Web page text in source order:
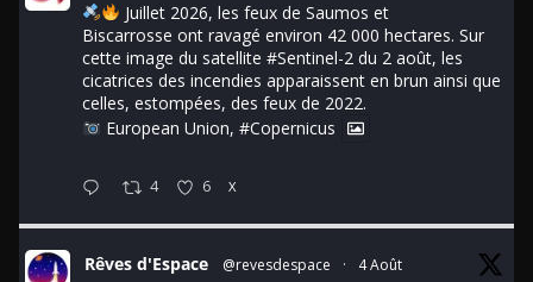
Juillet 2026, les feux de Saumos et
Biscarrosse ont ravagé environ 42 000 hectares. Sur
cette image du satellite #Sentinel-2 du 2 août, les
cicatrices des incendies apparaissent en brun ainsi que
celles, estompées, des feux de 2022.
European Union, #Copernicus
4 6 X
Rêves d'Espace @revesdespace · 4 Août